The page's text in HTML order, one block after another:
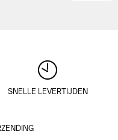
SNELLE LEVERTIJDEN